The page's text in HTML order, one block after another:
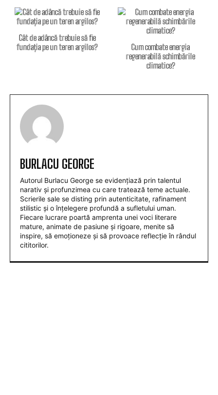
Cât de adâncă trebuie să fie
fundația pe un teren argilos?
Cum combate energia
regenerabilă schimbările
climatice?
BURLACU GEORGE
Autorul Burlacu George se evidențiază prin talentul
narativ și profunzimea cu care tratează teme actuale.
Scrierile sale se disting prin autenticitate, rafinament
stilistic și o înțelegere profundă a sufletului uman.
Fiecare lucrare poartă amprenta unei voci literare
mature, animate de pasiune și rigoare, menite să
inspire, să emoționeze și să provoace reflecție în rândul
cititorilor.